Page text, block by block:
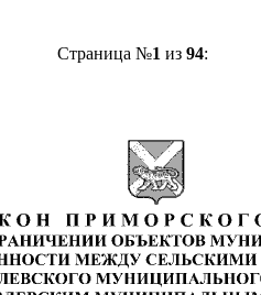
Страница №1 из 94: